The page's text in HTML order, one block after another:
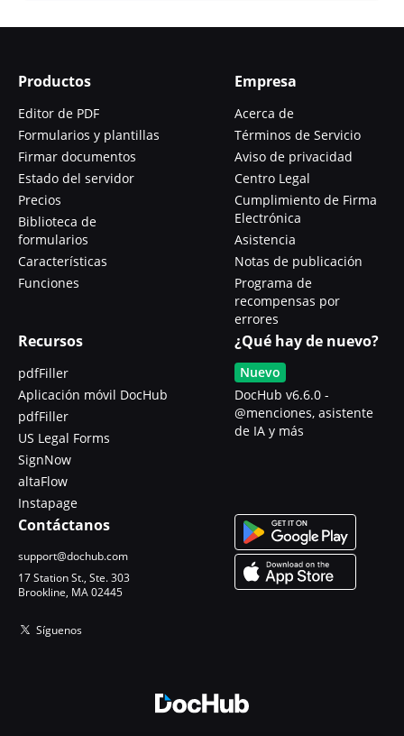
Productos
Editor de PDF
Formularios y plantillas
Firmar documentos
Estado del servidor
Precios
Biblioteca de
formularios
Características
Funciones
Empresa
Acerca de
Términos de Servicio
Aviso de privacidad
Centro Legal
Cumplimiento de Firma
Electrónica
Asistencia
Notas de publicación
Programa de
recompensas por
errores
Recursos
pdfFiller
Aplicación móvil DocHub
pdfFiller
US Legal Forms
SignNow
altaFlow
Instapage
¿Qué hay de nuevo?
Nuevo
DocHub v6.6.0 -
@menciones, asistente
de IA y más
Contáctanos
support@dochub.com
17 Station St., Ste. 303
Brookline, MA 02445
Síguenos